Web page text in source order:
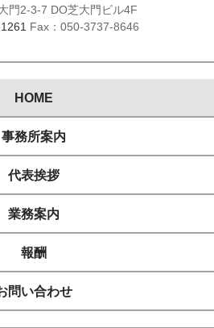
門2-3-7 DO芝大門ビル4F
Fax：050-3737-8646
HOME
事務所案内
代表挨拶
業務案内
報酬
問い合わせ